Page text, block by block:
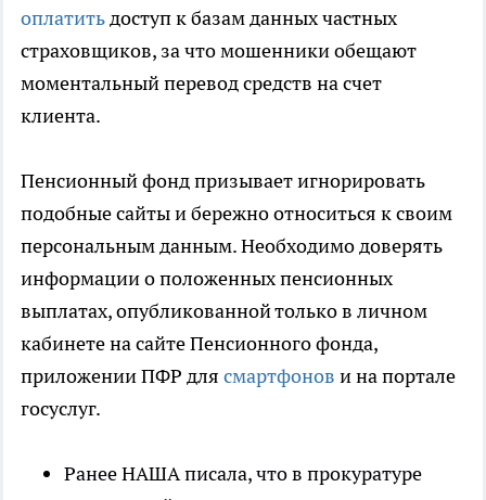
оплатитьдоступ к базам данных частных
страховщиков, за что мошенники обещают
моментальный перевод средств на счет
клиента.
Пенсионный фонд призывает игнорировать
подобные сайты и бережно относиться к своим
персональным данным. Необходимо доверять
информации о положенных пенсионных
выплатах, опубликованной только в личном
кабинете на сайте Пенсионного фонда,
приложении ПФР для смартфонов и на портале
госуслуг.
Ранее НАША писала, что в прокуратуре